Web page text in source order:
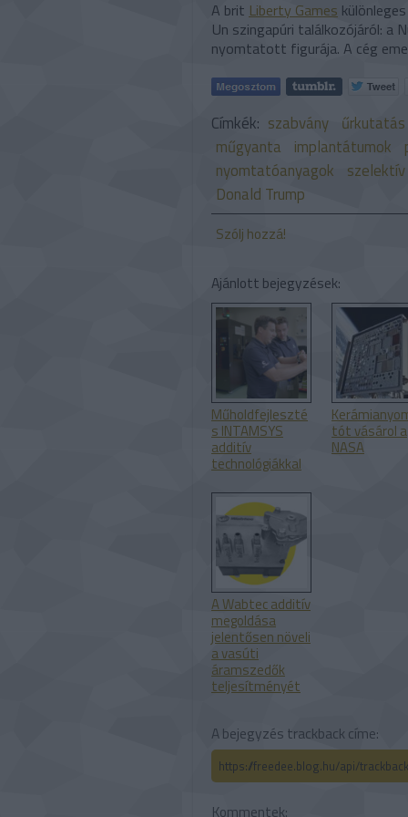
A brit Liberty Games
Un szingapúri találkozójáról: a
nyomtatott figurája. A cég
Címkék: szabvány űrkutatás
műgyanta
implantátumok
nyomtatóanyagok
Donald Trump
Szólj hozzá!
Ajánlott bejegyzések:
Műholdfejleszté
s INTAMSYS
additív
technológiákkal
tót vásárol a
NASA
A Wabtec additív
megoldása
jelentősen növeli
a vasúti
áramszedők
teljesítményét
A bejegyzés trackback címe:
https://freedee.blog.hu/api/
Kommentek: